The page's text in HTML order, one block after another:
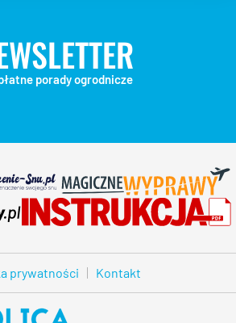
porady ogrodnicze
prywatności Kontakt